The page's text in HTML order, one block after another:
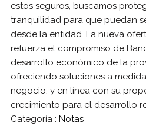
estos seguros, buscamos
tranquilidad para que puedan
desde la entidad. La nueva
refuerza el compromiso de
desarrollo económico de la
ofreciendo soluciones a
negocio, y en línea con su
crecimiento para el desarrollo
Categoría : Notas